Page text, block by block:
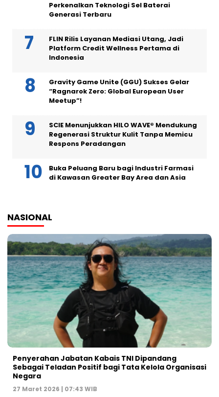
Perkenalkan Teknologi Sel Baterai
Generasi Terbaru
FLIN Rilis Layanan Mediasi Utang, Jadi
Platform Credit Wellness Pertama di
Indonesia
Gravity Game Unite (GGU) Sukses Gelar
“Ragnarok Zero: Global European User
Meetup”!
SCIE Menunjukkan HILO WAVE® Mendukung
Regenerasi Struktur Kulit Tanpa Memicu
Respons Peradangan
Buka Peluang Baru bagi Industri Farmasi
di Kawasan Greater Bay Area dan Asia
NASIONAL
Penyerahan Jabatan Kabais TNI Dipandang
Sebagai Teladan Positif bagi Tata Kelola Organisasi
Negara
27 Maret 2026 | 07:43 WIB